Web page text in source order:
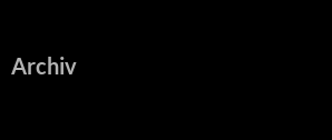
Archiv